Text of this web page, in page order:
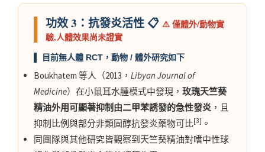
功效 3：抗發炎活性 📋 ⚠️ 僅體外/動物實
驗,人體效果尚未證實
▌ 目前無人體 RCT，動物 / 體外研究如下
Boukhatem 等人（2013， Libyan Journal of
Medicine）在小鼠耳水腫模式中發現， 玫瑰天竺葵
精油外用可顯著抑制由二甲苯誘發的急性發炎 ，且
抑制比例與部分非類固醇抗發炎藥物可比[3] 。
同團隊與其他研究皆觀察到天竺葵精油對嗜中性球